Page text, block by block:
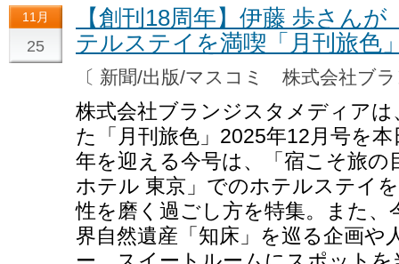
11月
25
【創刊18周年】伊藤 歩さん
テルステイを満喫「月刊旅色
〔 新聞/出版/マスコミ 株式会社ブ
株式会社ブランジスタメディア
た「月刊旅色」2025年12月号を
年を迎える今号は、「宿こそ旅の
ホテル 東京」でのホテルステイ
性を磨く過ごし方を特集。また、
界自然遺産「知床」を巡る企画や